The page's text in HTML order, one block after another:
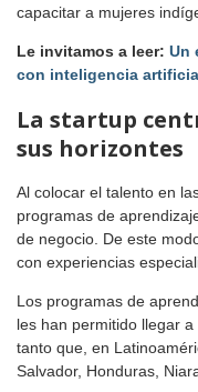
capacitar a mujeres
Le invitamos a leer: Un
con inteligencia
La startup
sus horizontes
Al colocar el talento en
programas de
de negocio. De este
con experiencias
Los programas de
les han permitido llegar
tanto que, en
Salvador, Honduras,